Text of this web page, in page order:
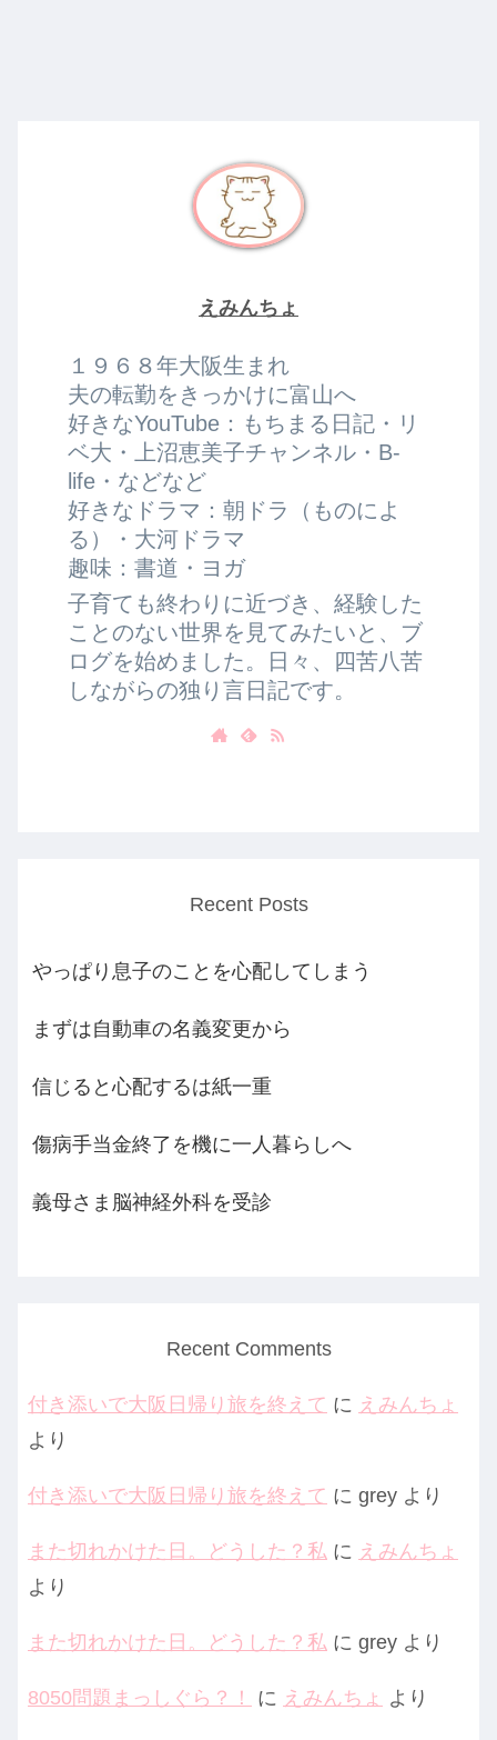
えみんちょ
１９６８年大阪生まれ
夫の転勤をきっかけに富山へ
好きなYouTube：もちまる日記・リ
ベ大・上沼恵美子チャンネル・B-
life・などなど
好きなドラマ：朝ドラ（ものによ
る）・大河ドラマ
趣味：書道・ヨガ
子育ても終わりに近づき、経験した
ことのない世界を見てみたいと、ブ
ログを始めました。日々、四苦八苦
しながらの独り言日記です。
Recent Posts
やっぱり息子のことを心配してしまう
まずは自動車の名義変更から
信じると心配するは紙一重
傷病手当金終了を機に一人暮らしへ
義母さま脳神経外科を受診
Recent Comments
付き添いで大阪日帰り旅を終えて に えみんちょ
より
付き添いで大阪日帰り旅を終えて に grey より
また切れかけた日。どうした？私 に えみんちょ
より
また切れかけた日。どうした？私 に grey より
8050問題まっしぐら？！ に えみんちょ より